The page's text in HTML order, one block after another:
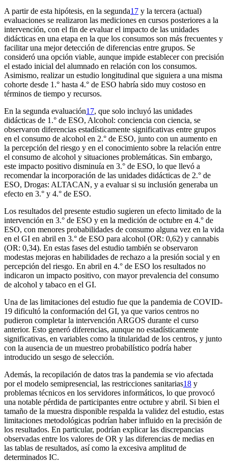
A partir de esta hipótesis, en la segunda17 y la tercera (actual)
evaluaciones se realizaron las mediciones en cursos posteriores a la
intervención, con el fin de evaluar el impacto de las unidades
didácticas en una etapa en la que los consumos son más frecuentes y
facilitar una mejor detección de diferencias entre grupos. Se
consideró una opción viable, aunque impide establecer con precisión
el estado inicial del alumnado en relación con los consumos.
Asimismo, realizar un estudio longitudinal que siguiera a una misma
cohorte desde 1.° hasta 4.° de ESO habría sido muy costoso en
términos de tiempo y recursos.
En la segunda evaluación17, que solo incluyó las unidades
didácticas de 1.° de ESO, Alcohol: conciencia con ciencia, se
observaron diferencias estadísticamente significativas entre grupos
en el consumo de alcohol en 2.° de ESO, junto con un aumento en
la percepción del riesgo y en el conocimiento sobre la relación entre
el consumo de alcohol y situaciones problemáticas. Sin embargo,
este impacto positivo disminuía en 3.° de ESO, lo que llevó a
recomendar la incorporación de las unidades didácticas de 2.° de
ESO, Drogas: ALTACAN, y a evaluar si su inclusión generaba un
efecto en 3.° y 4.° de ESO.
Los resultados del presente estudio sugieren un efecto limitado de la
intervención en 3.° de ESO y en la medición de octubre en 4.° de
ESO, con menores probabilidades de consumo alguna vez en la vida
en el GI en abril en 3.° de ESO para alcohol (OR: 0,62) y cannabis
(OR: 0,34). En estas fases del estudio también se observaron
modestas mejoras en habilidades de rechazo a la presión social y en
percepción del riesgo. En abril en 4.° de ESO los resultados no
indicaron un impacto positivo, con mayor prevalencia del consumo
de alcohol y tabaco en el GI.
Una de las limitaciones del estudio fue que la pandemia de COVID-
19 dificultó la conformación del GI, ya que varios centros no
pudieron completar la intervención ARGOS durante el curso
anterior. Esto generó diferencias, aunque no estadísticamente
significativas, en variables como la titularidad de los centros, y junto
con la ausencia de un muestreo probabilístico podría haber
introducido un sesgo de selección.
Además, la recopilación de datos tras la pandemia se vio afectada
por el modelo semipresencial, las restricciones sanitarias18 y
problemas técnicos en los servidores informáticos, lo que provocó
una notable pérdida de participantes entre octubre y abril. Si bien el
tamaño de la muestra disponible respalda la validez del estudio, estas
limitaciones metodológicas podrían haber influido en la precisión de
los resultados. En particular, podrían explicar las discrepancias
observadas entre los valores de OR y las diferencias de medias en
las tablas de resultados, así como la excesiva amplitud de
determinados IC.